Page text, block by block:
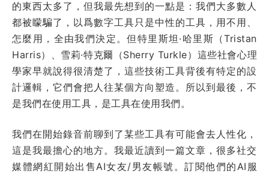
的東西太多了，但我最先想到的一點是：我們大多數人
都被矇騙了，以爲數字工具只是中性的工具，用不用、
怎麼用，全由我們決定。但特里斯坦·哈里斯（Tristan
Harris）、雪莉·特克爾（Sherry Turkle）這些社會心理
學家早就說得很清楚了，這些技術工具背後有特定的設
計邏輯，它們會把人往某個方向塑造。所以到最後，不
是我們在使用工具，是工具在使用我們。
我們在開始錄音前聊到了某些工具有可能會去人性化，
這是我最擔心的地方。我最近讀到一篇文章，很多社交
媒體網紅開始出售AI女友/男友帳號。訂閱他們的AI服